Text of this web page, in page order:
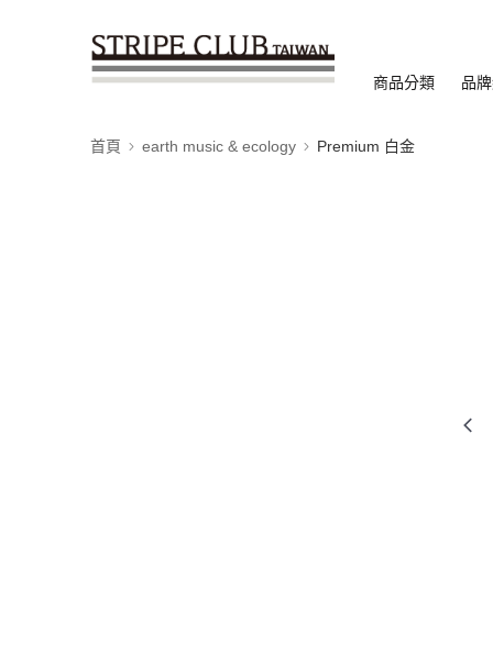
商品分類 品
首頁 earth music & ecology Premium 白金